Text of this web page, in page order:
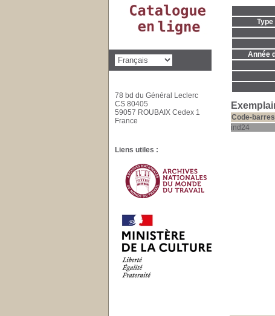
Année
Code-barres
ind24
78 bd du Général Leclerc
CS 80405
59057 ROUBAIX Cedex 1
France
Liens utiles :